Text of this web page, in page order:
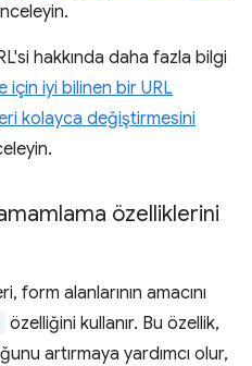
hakkında daha fazla bilgi
için iyi bilinen bir URL
kolayca değiştirmesini
özelliklerini
form alanlarının amacını
özelliğini kullanır. Bu özellik,
artırmaya yardımcı olur,